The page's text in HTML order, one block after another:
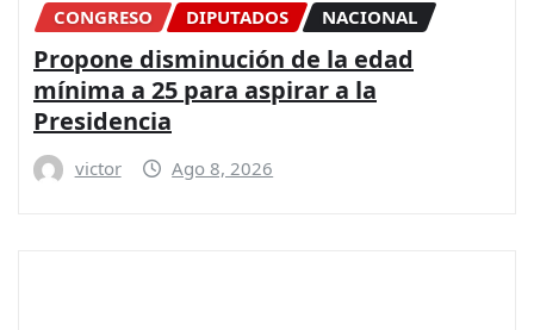
CONGRESO DIPUTADOS NACIONAL
Propone disminución de la edad
mínima a 25 para aspirar a la
Presidencia
victor Ago 8, 2026